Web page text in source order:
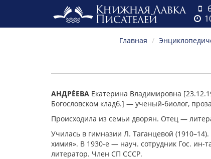
Главная
АНДРÉЕВА Екатерина Владимировна
Богословском кладб.] — ученый-биолог,
Происходила из семьи дворян. Отец —
Училась в гимназии Л. Таганцевой
химия». В 1930-е — науч. сотрудник Гос.
литератор. Член СП СССР.